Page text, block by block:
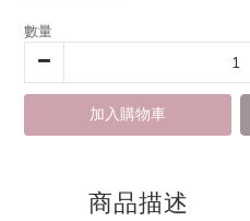
數量
加入購物車
商品描述